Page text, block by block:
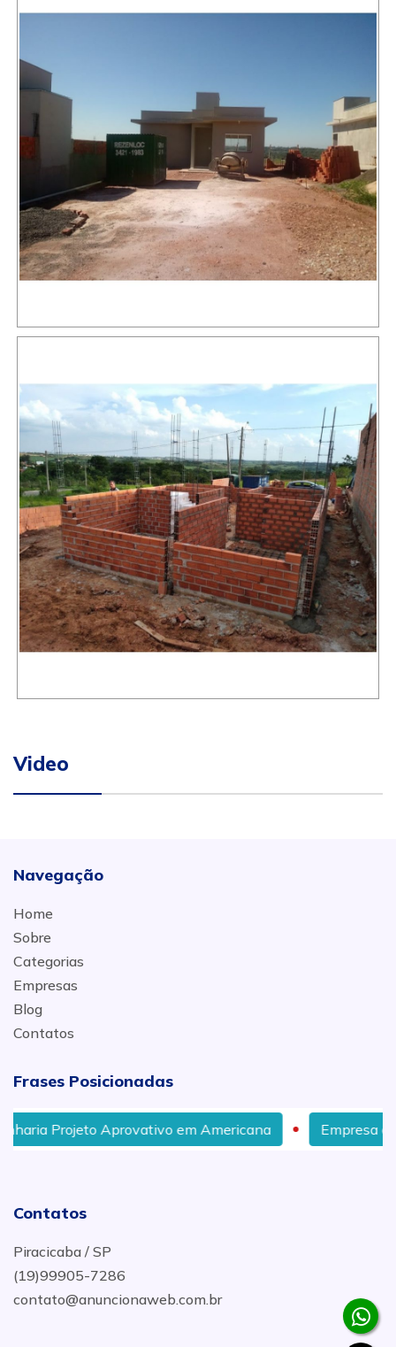
Video
Navegação
Home
Sobre
Categorias
Empresas
Blog
Contatos
Frases Posicionadas
Aprovativo em Americana Empresa de
Contatos
Piracicaba / SP
(19)99905-7286
contato@anuncionaweb.com.br